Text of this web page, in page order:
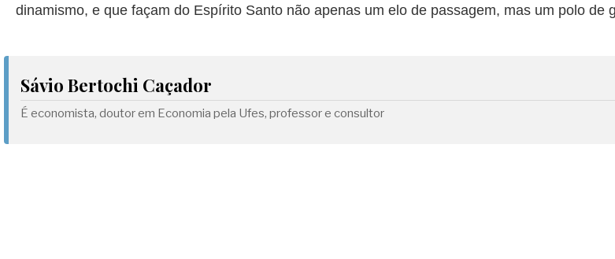
dinamismo, e que façam do Espírito Santo não apenas um elo de passagem, mas um polo de
Sávio Bertochi Caçador
É economista, doutor em Economia pela Ufes, professor e consultor